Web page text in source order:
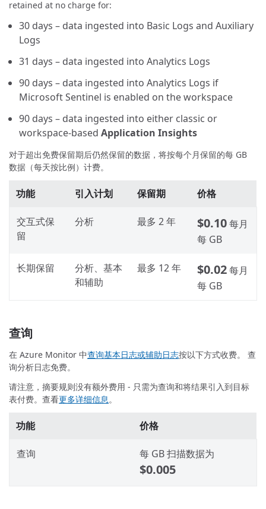
retained at no charge for:
30 days – data ingested into Basic Logs and Auxiliary
Logs
31 days – data ingested into Analytics Logs
90 days – data ingested into Analytics Logs if
Microsoft Sentinel is enabled on the workspace
90 days – data ingested into either classic or
workspace-based Application Insights
对于超出免费保留期后仍然保留的数据，将按每个月保留的每 GB
数据（每天按比例）计费。
功能 引入计划 保留期 价格
交互式保
留
分析 最多 2 年 $0.10每月
每 GB
长期保留
分析、基本
和辅助
最多 12 年 $0.02每月
每 GB
查询
在 Azure Monitor 中查询基本日志或辅助日志按以下方式收费。 查
询分析日志免费。
请注意，摘要规则没有额外费用 - 只需为查询和将结果引入到目标
表付费。查看更多详细信息 。
功能 价格
查询 每 GB 扫描数据为
$0.005